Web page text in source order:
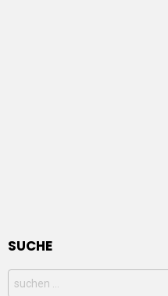
SUCHE
Search
for: